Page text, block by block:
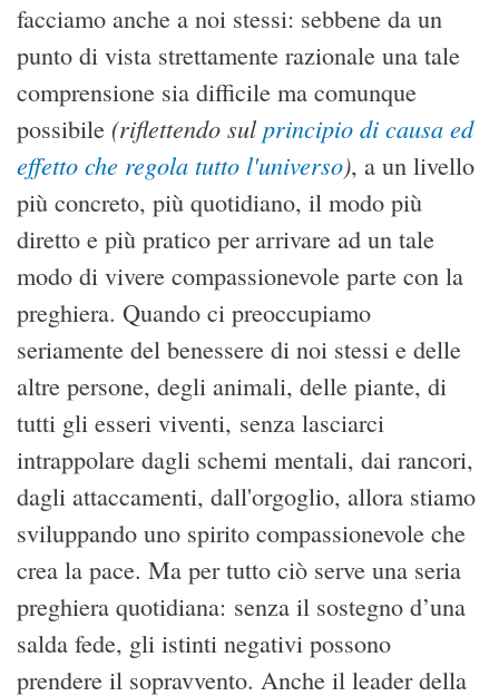
facciamo anche a noi stessi: sebbene da un
punto di vista strettamente razionale una tale
comprensione sia difficile ma comunque
possibile (riflettendo sul principio di causa ed
effetto che regola tutto l'universo), a un livello
più concreto, più quotidiano, il modo più
diretto e più pratico per arrivare ad un tale
modo di vivere compassionevole parte con la
preghiera. Quando ci preoccupiamo
seriamente del benessere di noi stessi e delle
altre persone, degli animali, delle piante, di
tutti gli esseri viventi, senza lasciarci
intrappolare dagli schemi mentali, dai rancori,
dagli attaccamenti, dall'orgoglio, allora stiamo
sviluppando uno spirito compassionevole che
crea la pace. Ma per tutto ciò serve una seria
preghiera quotidiana: senza il sostegno d’una
salda fede, gli istinti negativi possono
prendere il sopravvento. Anche il leader della